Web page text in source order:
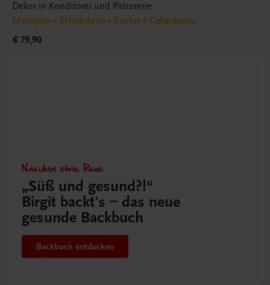
Dekor in Konditorei und Patisserie
Marzipan • Schokolade • Zucker • Gebackenes
€ 79,90
Naschen ohne Reue
„Süß und gesund?!“
Birgit backt's – das neue
gesunde Backbuch
Backbuch entdecken